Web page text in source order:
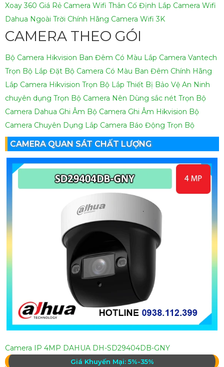
Xoay 360 Giá Rẻ Camera Wifi Thân Cố Định Lắp Camera Wifi
Dahua Ngoài Trời Chính Hãng Camera Wifi 3K
CAMERA THEO GÓI
Bộ Camera Hikvision Ban Đêm Có Màu Lắp Camera Vantech
Trọn Bộ Lắp Đặt Bộ Camera Có Màu Ban Đêm Chính Hãng
Lắp Camera Hikvision Trọn Bộ Lắp Thiết Bị Bảo Vệ An Ninh
chuyên dụng Trọn Bộ Camera Nên Dùng sắc nét Trọn Bộ
Camera Dahua Ghi Âm Bộ Camera Ghi Âm Hikvision Bộ
Camera Chuyên Dụng Lắp Camera Báo Động Trọn Bộ
CAMERA QUAN SÁT CHẤT LƯỢNG
Camera IP 4MP DAHUA DH-SD29404DB-GNY
Giá Khuyến Mại: 5%-35%